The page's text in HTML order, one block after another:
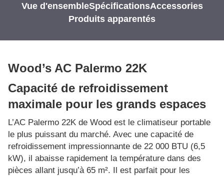
Vue d'ensembleSpécificationsAccessories
Produits apparentés
Wood’s AC Palermo 22K
Capacité de refroidissement
maximale pour les grands espaces
L’AC Palermo 22K de Wood est le climatiseur portable
le plus puissant du marché. Avec une capacité de
refroidissement impressionnante de 22 000 BTU (6,5
kW), il abaisse rapidement la température dans des
pièces allant jusqu’à 65 m². Il est parfait pour les